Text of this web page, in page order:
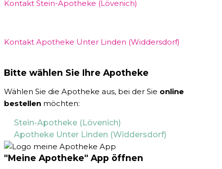
Kontakt Stein-Apotheke (Lövenich)
Kontakt Apotheke Unter Linden (Widdersdorf)
Bitte wählen Sie Ihre Apotheke
Wählen Sie die Apotheke aus, bei der Sie online
bestellen möchten:
Stein-Apotheke (Lövenich)
Apotheke Unter Linden (Widdersdorf)
"Meine Apotheke" App öffnen